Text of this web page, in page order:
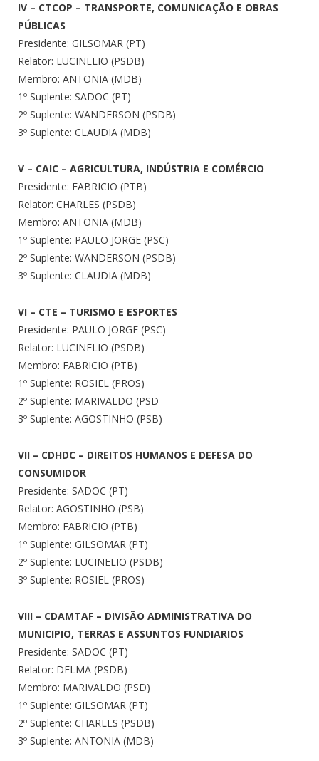
IV – CTCOP – TRANSPORTE, COMUNICAÇÃO E OBRAS
PÚBLICAS
Presidente: GILSOMAR (PT)
Relator: LUCINELIO (PSDB)
Membro: ANTONIA (MDB)
1º Suplente: SADOC (PT)
2º Suplente: WANDERSON (PSDB)
3º Suplente: CLAUDIA (MDB)
V – CAIC – AGRICULTURA, INDÚSTRIA E COMÉRCIO
Presidente: FABRICIO (PTB)
Relator: CHARLES (PSDB)
Membro: ANTONIA (MDB)
1º Suplente: PAULO JORGE (PSC)
2º Suplente: WANDERSON (PSDB)
3º Suplente: CLAUDIA (MDB)
VI – CTE – TURISMO E ESPORTES
Presidente: PAULO JORGE (PSC)
Relator: LUCINELIO (PSDB)
Membro: FABRICIO (PTB)
1º Suplente: ROSIEL (PROS)
2º Suplente: MARIVALDO (PSD
3º Suplente: AGOSTINHO (PSB)
VII – CDHDC – DIREITOS HUMANOS E DEFESA DO
CONSUMIDOR
Presidente: SADOC (PT)
Relator: AGOSTINHO (PSB)
Membro: FABRICIO (PTB)
1º Suplente: GILSOMAR (PT)
2º Suplente: LUCINELIO (PSDB)
3º Suplente: ROSIEL (PROS)
VIII – CDAMTAF – DIVISÃO ADMINISTRATIVA DO
MUNICIPIO, TERRAS E ASSUNTOS FUNDIARIOS
Presidente: SADOC (PT)
Relator: DELMA (PSDB)
Membro: MARIVALDO (PSD)
1º Suplente: GILSOMAR (PT)
2º Suplente: CHARLES (PSDB)
3º Suplente: ANTONIA (MDB)